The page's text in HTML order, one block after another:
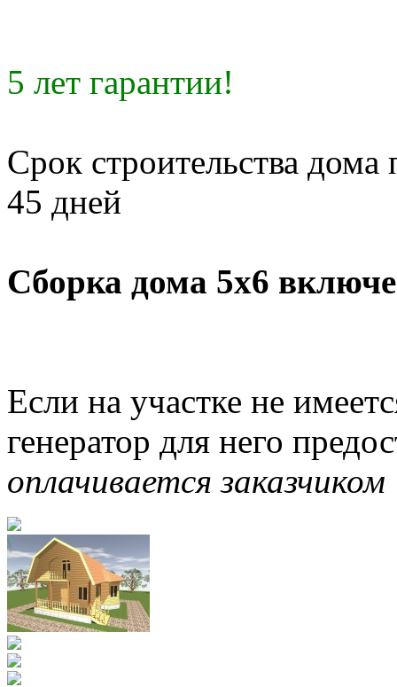
5 лет гарантии!
Срок строительства
45 дней
Сборка дома 5х6
Если на участке не
генератор для него
оплачивается заказчиком